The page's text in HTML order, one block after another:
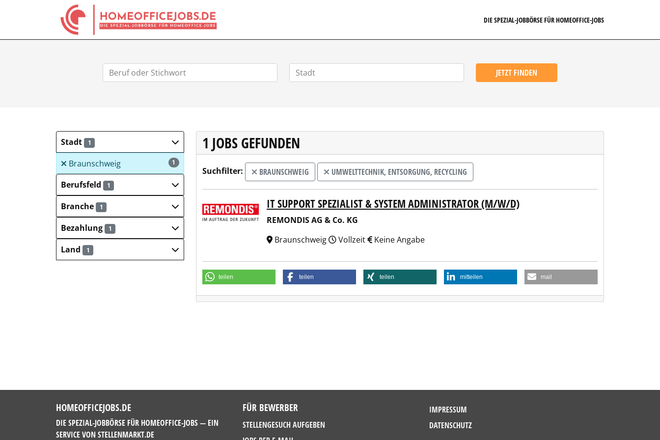
DIE SPEZIAL-JOBBÖRSE FÜR HOMEOFFICE-JOBS
JETZT FINDEN
Stadt 1
1
Braunschweig
Berufsfeld
1
Branche 1
Bezahlung 1
Land 1
1 JOBS GEFUNDEN
Suchfilter: BRAUNSCHWEIG UMWELTTECHNIK, ENTSORGUNG, RECYCLING
REMONDIS AG & Co. KGIT SUPPORT SPEZIALIST & SYSTEM ADMINISTRATOR (M/W/D)
REMONDIS AG & Co. KG
Braunschweig
Vollzeit Keine Angabe
teilen teilen teilen mitteilen mail
HOMEOFFICEJOBS.DE
DIE SPEZIAL-JOBBÖRSE FÜR HOMEOFFICE-JOBS — EIN
SERVICE VON STELLENMARKT.DE
FÜR BEWERBER
STELLENGESUCH AUFGEBEN
IMPRESSUM
DATENSCHUTZ